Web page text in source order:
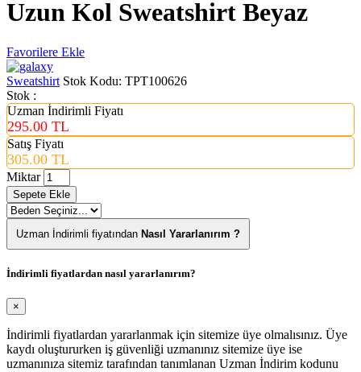
Uzun Kol Sweatshirt Beyaz
Favorilere Ekle
Sweatshirt Stok Kodu: TPT100626
Stok :
Uzman İndirimli Fiyatı
295.00 TL
Satış Fiyatı
305.00 TL
Miktar
Sepete Ekle
Uzman İndirimli fiyatından Nasıl Yararlanırım ?
İndirimli fiyatlardan nasıl yararlanırım?
×
İndirimli fiyatlardan yararlanmak için sitemize üye olmalısınız. Üye
kaydı oluştururken iş güvenliği uzmanınız sitemize üye ise
uzmanınıza sitemiz tarafından tanımlanan Uzman İndirim kodunu